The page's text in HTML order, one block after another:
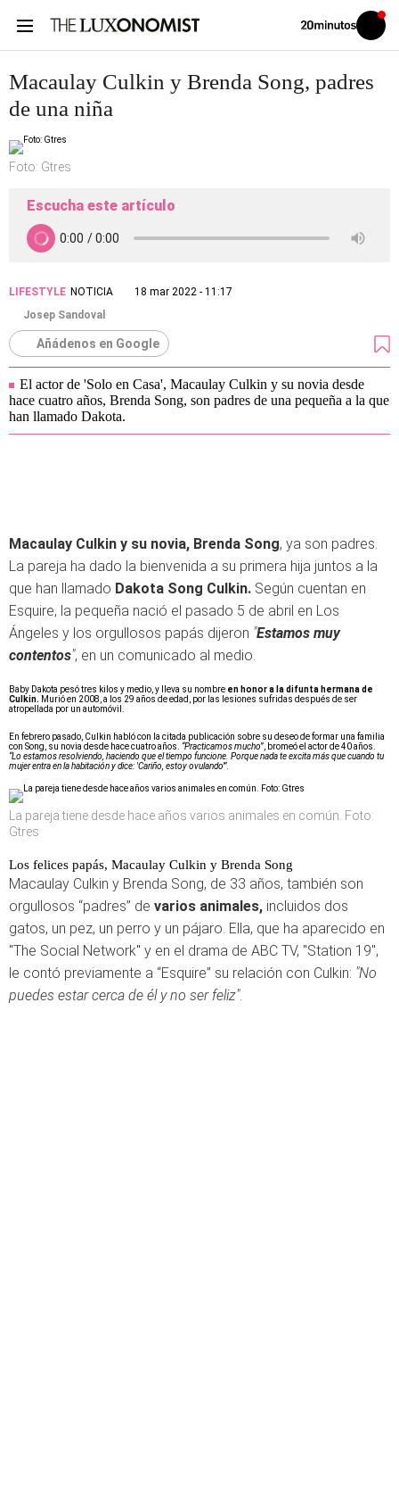
Volver
Iniciar
sesión
Macaulay Culkin y Brenda Song, padres
de una niña
Foto: Gtres
Escucha este artículo
LIFESTYLE NOTICIA
18 mar 2022 - 11:17
Josep Sandoval
Añádenos en Google
El actor de 'Solo en Casa', Macaulay Culkin y su novia desde
hace cuatro años, Brenda Song, son padres de una pequeña a la que
han llamado Dakota.
Macaulay Culkin y su novia, Brenda Song, ya son padres.
La pareja ha dado la bienvenida a su primera hija juntos a la
que han llamado Dakota Song Culkin. Según cuentan en
Esquire, la pequeña nació el pasado 5 de abril en Los
Ángeles y los orgullosos papás dijeron "Estamos muy
contentos", en un comunicado al medio.
Baby Dakota pesó tres kilos y medio, y lleva su nombre en honor a la difunta hermana de
Culkin. Murió en 2008, a los 29 años de edad, por las lesiones sufridas después de ser
atropellada por un automóvil.
En febrero pasado, Culkin habló con la citada publicación sobre su deseo de formar una familia
con Song, su novia desde hace cuatro años. “Practicamos mucho” , bromeó el actor de 40 años.
“Lo estamos resolviendo, haciendo que el tiempo funcione. Porque nada te excita más que cuando tu
mujer entra en la habitación y dice: 'Cariño, estoy ovulando'”.
La pareja tiene desde hace años varios animales en común. Foto:
Gtres
Los felices papás, Macaulay Culkin y Brenda Song
Macaulay Culkin y Brenda Song, de 33 años, también son
orgullosos “padres” de varios animales, incluidos dos
gatos, un pez, un perro y un pájaro. Ella, que ha aparecido en
"The Social Network" y en el drama de ABC TV, "Station 19",
le contó previamente a “Esquire” su relación con Culkin: "No
puedes estar cerca de él y no ser feliz".